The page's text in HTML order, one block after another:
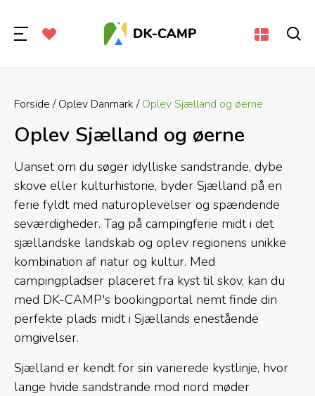
Forside Oplev Danmark Oplev Sjælland og øerne
Oplev Sjælland og øerne
Uanset om du søger idylliske sandstrande, dybe
skove eller kulturhistorie, byder Sjælland på en
ferie fyldt med naturoplevelser og spændende
seværdigheder. Tag på campingferie midt i det
sjællandske landskab og oplev regionens unikke
kombination af natur og kultur. Med
campingpladser placeret fra kyst til skov, kan du
med DK-CAMP's bookingportal nemt finde din
perfekte plads midt i Sjællands enestående
omgivelser.
Sjælland er kendt for sin varierede kystlinje, hvor
lange hvide sandstrande mod nord møder